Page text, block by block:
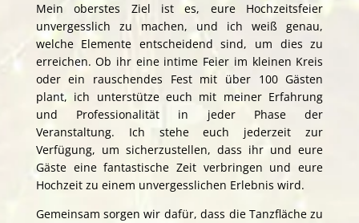
Mein oberstes Ziel ist es, eure Hochzeitsfeier
unvergesslich zu machen, und ich weiß genau,
welche Elemente entscheidend sind, um dies zu
erreichen. Ob ihr eine intime Feier im kleinen Kreis
oder ein rauschendes Fest mit über 100 Gästen
plant, ich unterstütze euch mit meiner Erfahrung
und Professionalität in jeder Phase der
Veranstaltung. Ich stehe euch jederzeit zur
Verfügung, um sicherzustellen, dass ihr und eure
Gäste eine fantastische Zeit verbringen und eure
Hochzeit zu einem unvergesslichen Erlebnis wird.
Gemeinsam sorgen wir dafür, dass die Tanzfläche zu